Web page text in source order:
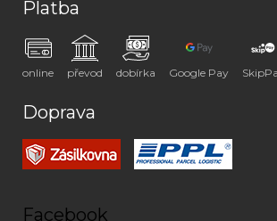
Platba
online převod dobírka Google Pay
Doprava
Facebook